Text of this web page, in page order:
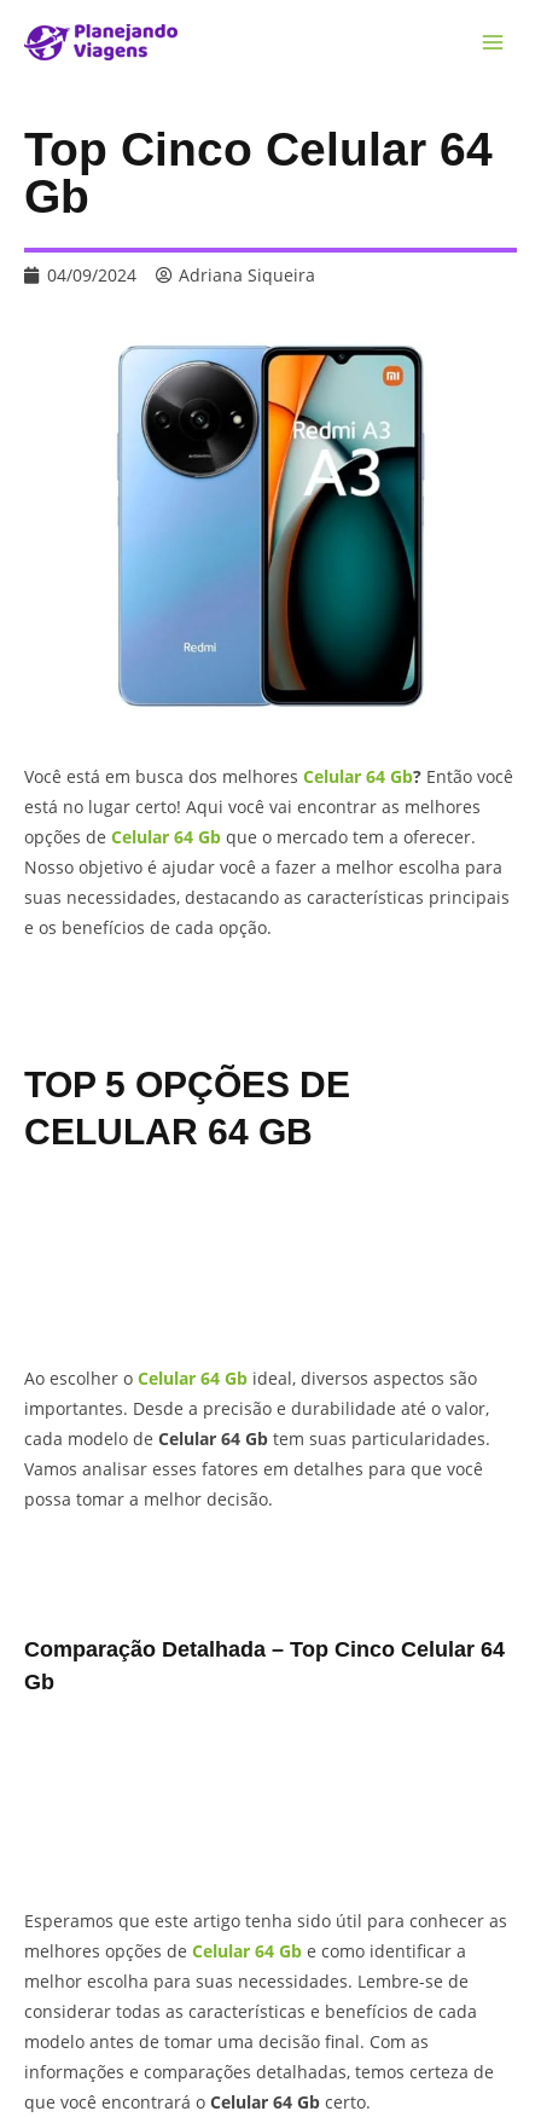
Top Cinco Celular 64
Gb
04/09/2024 Adriana Siqueira
Você está em busca dos melhores Celular 64 Gb? Então você
está no lugar certo! Aqui você vai encontrar as melhores
opções de Celular 64 Gb que o mercado tem a oferecer.
Nosso objetivo é ajudar você a fazer a melhor escolha para
suas necessidades, destacando as características principais
e os benefícios de cada opção.
TOP 5 OPÇÕES DE
CELULAR 64 GB
Ao escolher o Celular 64 Gb ideal, diversos aspectos são
importantes. Desde a precisão e durabilidade até o valor,
cada modelo de Celular 64 Gb tem suas particularidades.
Vamos analisar esses fatores em detalhes para que você
possa tomar a melhor decisão.
Comparação Detalhada – Top Cinco Celular 64
Gb
Esperamos que este artigo tenha sido útil para conhecer as
melhores opções de Celular 64 Gb e como identificar a
melhor escolha para suas necessidades. Lembre-se de
considerar todas as características e benefícios de cada
modelo antes de tomar uma decisão final. Com as
informações e comparações detalhadas, temos certeza de
que você encontrará o Celular 64 Gb certo.